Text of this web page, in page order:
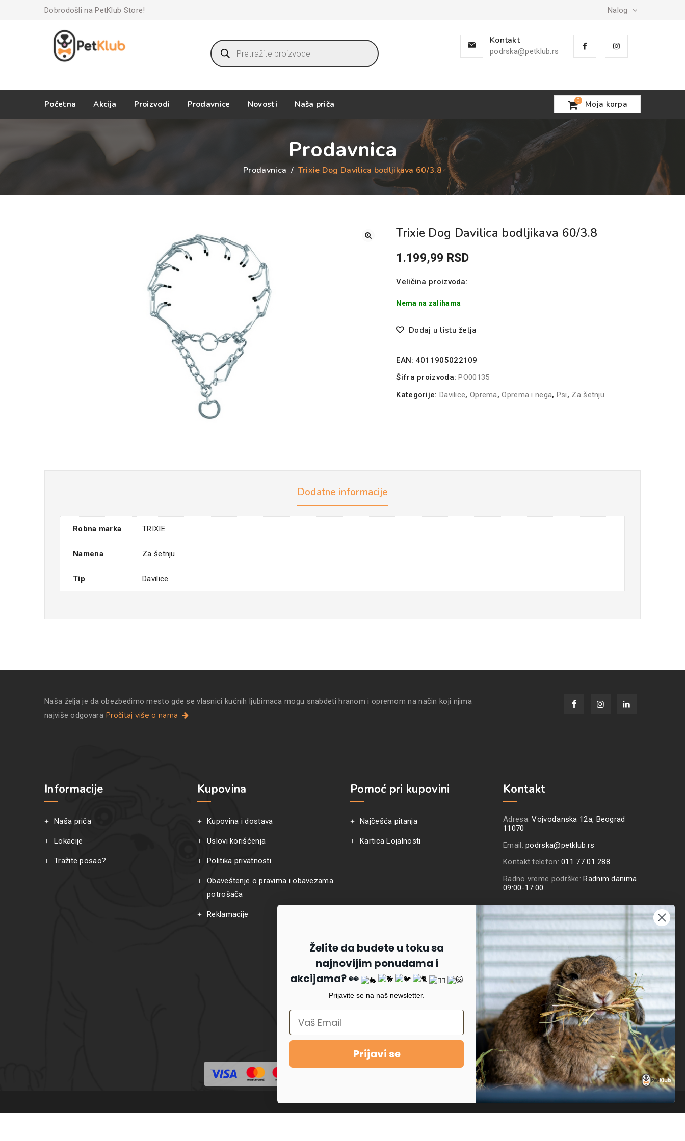
Nalog
Dobrodošli na PetKlub Store!
Products
search
Kontakt
podrska@petklub.rs
Početna Akcija Proizvodi Prodavnice Novosti Naša priča Moja korpa
0
Prodavnica
Prodavnica / Trixie Dog Davilica bodljikava 60/3.8
Trixie Dog Davilica bodljikava 60/3.8
1.199,99 RSD
Veličina proizvoda:
Nema na zalihama
Dodaj u listu želja
EAN: 4011905022109
Šifra proizvoda:PO00135
Kategorije: Davilice, Oprema,Oprema i nega, Psi, Za šetnju
Dodatne informacije
Robna marka TRIXIE
Namena Za šetnju
Tip Davilice
Naša želja je da obezbedimo mesto gde se vlasnici kućnih ljubimaca mogu snabdeti hranom i opremom na način koji njima
najviše odgovara Pročitaj više o nama
Informacije
Naša priča
Lokacije
Tražite posao?
Kupovina
Kupovina i dostava
Uslovi korišćenja
Politika privatnosti
Obaveštenje o pravima i obavezama
potrošača
Reklamacije
Pomoć pri kupovini
Najčešća pitanja
Kartica Lojalnosti
Kontakt
Adresa:Vojvođanska 12a, Beograd
11070
Email:podrska@petklub.rs
Kontakt telefon:011 77 01 288
Radno vreme podrške:Radnim danima
09:00-17:00
Prijavite se na naš
newsletter
Prijavi se
Želite da budete u toku sa
najnovijim ponudama i
akcijama? 👀
Prijavite se na naš newsletter.
Prijavi se